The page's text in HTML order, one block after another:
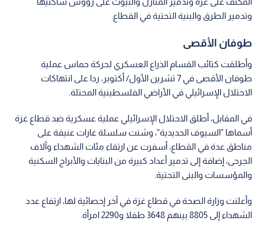
وتدمير الطرق والبنية التحتية في القطاع.
طوفان الأقصى
وأطلقت كتائب القسام الذراع العسكري لحركة حماس عملية
طوفان الأقصى في 7 تشرين الأول/ أكتوبر، ردا على انتهاكات
الاحتلال الإسرائيلي في الأراضي الفلسطينية المحتلة.
في المقابل، أطلق الاحتلال الإسرائيلي عملية عسكرية ضد قطاع غزة
أسماها "السيوف الحديدية"، وشنت سلسلة غارات عنيفة على
مناطق عدة في القطاع، أسفرت عن ارتقاء مئات الشهداء وآلاف
الجرحى، إضافة إلى تدمير أعداد كبيرة من البنايات والأبراج السكنية
والمؤسسات والبنى التحتية.
وأعلنت وزارة الصحة في قطاع غزة في آخر إحصائية لها، ارتفاع عدد
الشهداء إلى 8805 بينهم 3648 طفلا و2290 امرأة.